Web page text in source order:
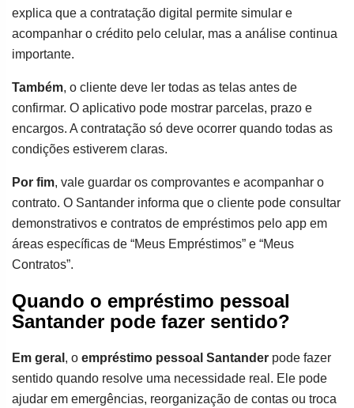
explica que a contratação digital permite simular e
acompanhar o crédito pelo celular, mas a análise continua
importante.
Também, o cliente deve ler todas as telas antes de
confirmar. O aplicativo pode mostrar parcelas, prazo e
encargos. A contratação só deve ocorrer quando todas as
condições estiverem claras.
Por fim, vale guardar os comprovantes e acompanhar o
contrato. O Santander informa que o cliente pode consultar
demonstrativos e contratos de empréstimos pelo app em
áreas específicas de “Meus Empréstimos” e “Meus
Contratos”.
Quando o empréstimo pessoal
Santander pode fazer sentido?
Em geral , o empréstimo pessoal Santander pode fazer
sentido quando resolve uma necessidade real. Ele pode
ajudar em emergências, reorganização de contas ou troca